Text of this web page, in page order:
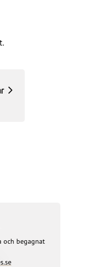
och begagnat